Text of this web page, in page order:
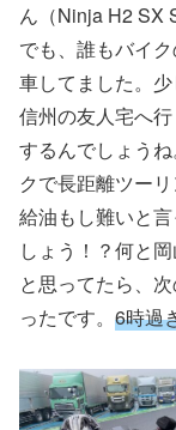
ん（Ninja H2 SX
でも、誰もバイ
車してました。
信州の友人宅へ
するんでしょう
クで長距離ツー
給油もし難いと
しょう！？何と
と思ってたら、
ったです。 6時過